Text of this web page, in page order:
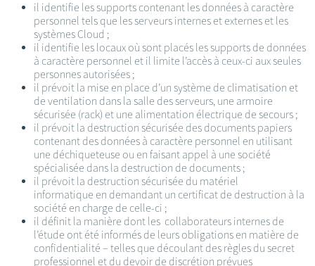
il identifie les supports contenant les données à caractère
personnel tels que les serveurs internes et externes et les
systèmes Cloud ;
il identifie les locaux où sont placés les supports de données
à caractère personnel et il limite l’accès à ceux-ci aux seules
personnes autorisées ;
il prévoit la mise en place d’un système de climatisation et
de ventilation dans la salle des serveurs, une armoire
sécurisée (rack) et une alimentation électrique de secours ;
il prévoit la destruction sécurisée des documents papiers
contenant des données à caractère personnel en utilisant
une déchiqueteuse ou en faisant appel à une société
spécialisée dans la destruction de documents ;
il prévoit la destruction sécurisée du matériel
informatique en demandant un certificat de destruction à la
société en charge de celle-ci ;
il définit la manière dont les collaborateurs internes de
l’étude ont été informés de leurs obligations en matière de
confidentialité – telles que découlant des règles du secret
professionnel et du devoir de discrétion prévues